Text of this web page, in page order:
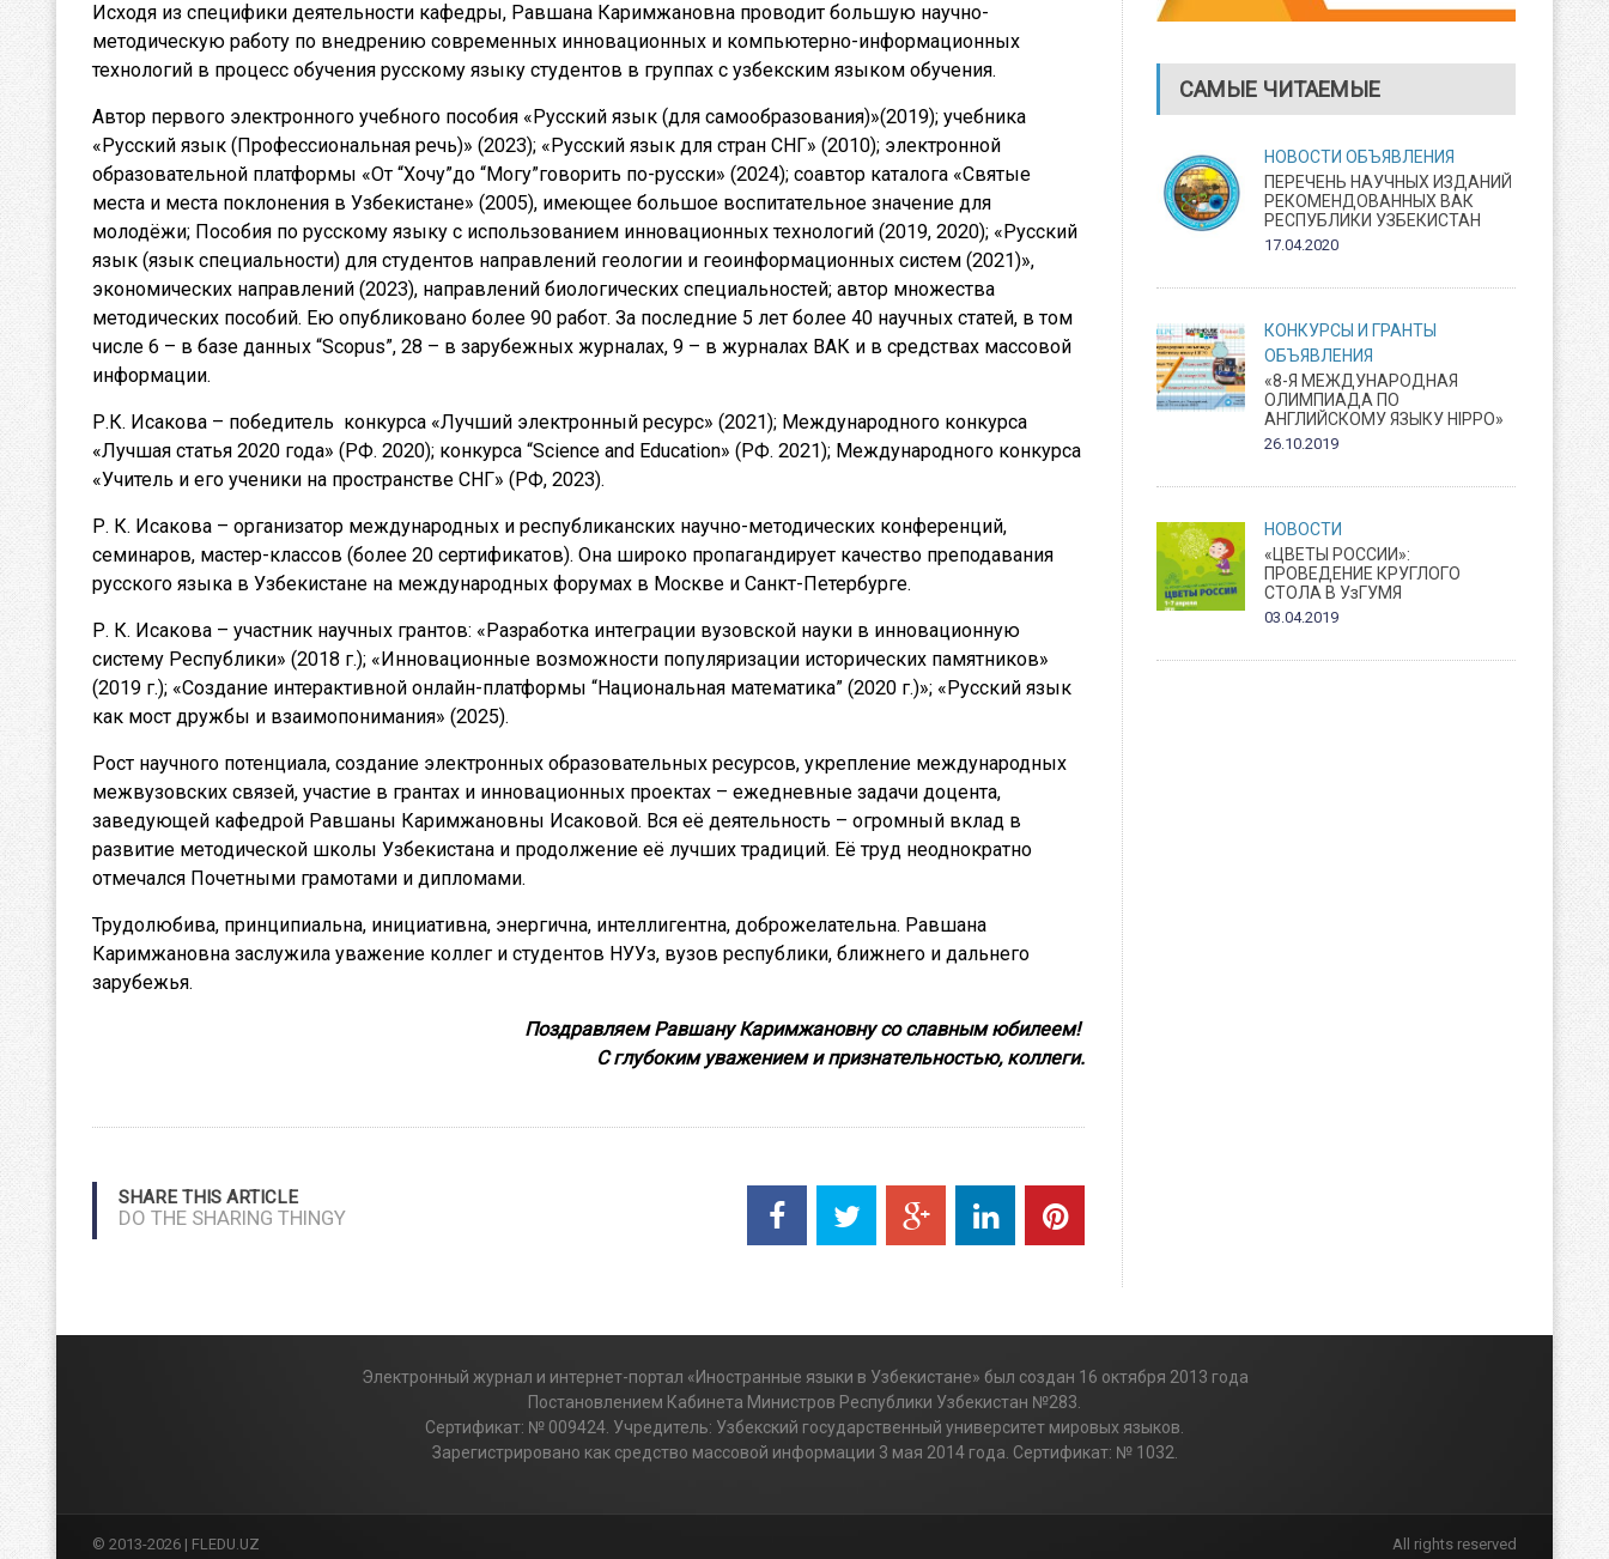
Исходя из специфики деятельности кафедры, Равшана Каримжановна проводит большую научно-
методическую работу по внедрению современных инновационных и компьютерно-информационных
технологий в процесс обучения русскому языку студентов в группах с узбекским языком обучения.
Автор первого электронного учебного пособия «Русский язык (для самообразования)»(2019); учебника
«Русский язык (Профессиональная речь)» (2023); «Русский язык для стран СНГ» (2010); электронной
образовательной платформы «От “Хочу”до “Могу”говорить по-русски» (2024); соавтор каталога «Святые
места и места поклонения в Узбекистане» (2005), имеющее большое воспитательное значение для
молодёжи; Пособия по русскому языку с использованием инновационных технологий (2019, 2020); «Русский
язык (язык специальности) для студентов направлений геологии и геоинформационных систем (2021)»,
экономических направлений (2023), направлений биологических специальностей; автор множества
методических пособий. Ею опубликовано более 90 работ. За последние 5 лет более 40 научных статей, в том
числе 6 – в базе данных “Scopus”, 28 – в зарубежных журналах, 9 – в журналах ВАК и в средствах массовой
информации.
Р.К. Исакова – победитель конкурса «Лучший электронный ресурс» (2021); Международного конкурса
«Лучшая статья 2020 года» (РФ. 2020); конкурса “Science and Education» (РФ. 2021); Международного конкурса
«Учитель и его ученики на пространстве СНГ» (РФ, 2023).
Р. К. Исакова – организатор международных и республиканских научно-методических конференций,
семинаров, мастер-классов (более 20 сертификатов). Она широко пропагандирует качество преподавания
русского языка в Узбекистане на международных форумах в Москве и Санкт-Петербурге.
Р. К. Исакова – участник научных грантов: «Разработка интеграции вузовской науки в инновационную
систему Республики» (2018 г.); «Инновационные возможности популяризации исторических памятников»
(2019 г.); «Создание интерактивной онлайн-платформы “Национальная математика” (2020 г.)»; «Русский язык
как мост дружбы и взаимопонимания» (2025).
Рост научного потенциала, создание электронных образовательных ресурсов, укрепление международных
межвузовских связей, участие в грантах и ​​инновационных проектах – ежедневные задачи доцента,
заведующей кафедрой Равшаны Каримжановны Исаковой. Вся её деятельность – огромный вклад в
развитие методической школы Узбекистана и продолжение её лучших традиций. Её труд неоднократно
отмечался Почетными грамотами и дипломами.
Трудолюбива, принципиальна, инициативна, энергична, интеллигентна, доброжелательна. Равшана
Каримжановна заслужила уважение коллег и студентов НУУз, вузов республики, ближнего и дальнего
зарубежья.
Поздравляем Равшану Каримжановну со славным юбилеем!
С глубоким уважением и признательностью, коллеги.
SHARE THIS ARTICLE
DO THE SHARING THINGY
САМЫЕ ЧИТАЕМЫЕ
НОВОСТИ ОБЪЯВЛЕНИЯ
ПЕРЕЧЕНЬ НАУЧНЫХ ИЗДАНИЙ
РЕКОМЕНДОВАННЫХ ВАК
РЕСПУБЛИКИ УЗБЕКИСТАН
17.04.2020
КОНКУРСЫ И ГРАНТЫ
ОБЪЯВЛЕНИЯ
«8-Я МЕЖДУНАРОДНАЯ
ОЛИМПИАДА ПО
АНГЛИЙСКОМУ ЯЗЫКУ HIPPO»
26.10.2019
НОВОСТИ
«ЦВЕТЫ РОССИИ»:
ПРОВЕДЕНИЕ КРУГЛОГО
СТОЛА В УзГУМЯ
03.04.2019
Электронный журнал и интернет-портал «Иностранные языки в Узбекистане» был создан 16 октября 2013 года
Постановлением Кабинета Министров Республики Узбекистан №283.
Сертификат: № 009424. Учредитель: Узбекский государственный университет мировых языков.
Зарегистрировано как средство массовой информации 3 мая 2014 года. Сертификат: № 1032.
All rights reserved
© 2013-2026 | FLEDU.UZ